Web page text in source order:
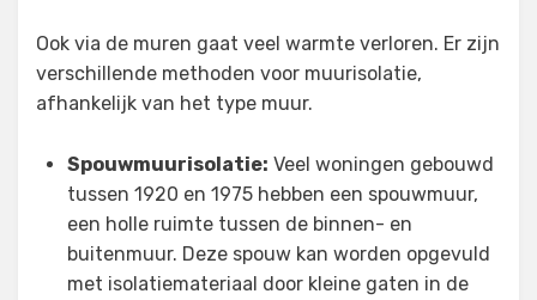
Ook via de muren gaat veel warmte verloren. Er zijn
verschillende methoden voor muurisolatie,
afhankelijk van het type muur.
Spouwmuurisolatie: Veel woningen gebouwd
tussen 1920 en 1975 hebben een spouwmuur,
een holle ruimte tussen de binnen- en
buitenmuur. Deze spouw kan worden opgevuld
met isolatiemateriaal door kleine gaten in de